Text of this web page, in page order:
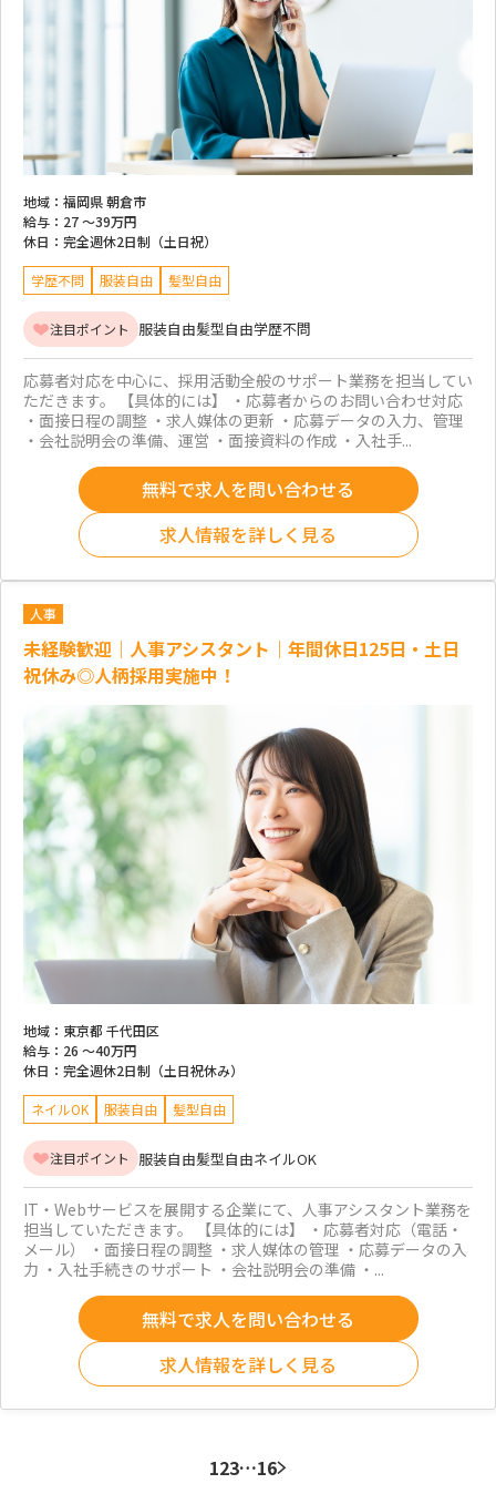
地域： 福岡県 朝倉市
給与： 27 ～39万円
休日： 完全週休2日制（土日祝）
学歴不問 服装自由 髪型自由
注目ポイント 服装自由髪型自由学歴不問
応募者対応を中心に、採用活動全般のサポート業務を担当してい
ただきます。 【具体的には】 ・応募者からのお問い合わせ対応
・面接日程の調整 ・求人媒体の更新 ・応募データの入力、管理
・会社説明会の準備、運営 ・面接資料の作成 ・入社手...
無料で求人を問い合わせる
求人情報を詳しく見る
人事
未経験歓迎｜人事アシスタント｜年間休日125日・土日
祝休み◎人柄採用実施中！
地域： 東京都 千代田区
給与： 26 ～40万円
休日： 完全週休2日制（土日祝休み）
ネイルOK 服装自由 髪型自由
注目ポイント 服装自由髪型自由ネイルOK
IT・Webサービスを展開する企業にて、人事アシスタント業務を
担当していただきます。 【具体的には】 ・応募者対応（電話・
メール） ・面接日程の調整 ・求人媒体の管理 ・応募データの入
力 ・入社手続きのサポート ・会社説明会の準備 ・...
無料で求人を問い合わせる
求人情報を詳しく見る
123…16